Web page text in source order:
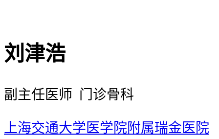
刘津浩
副主任医师 门诊骨科
上海交通大学医学院附属瑞金医院